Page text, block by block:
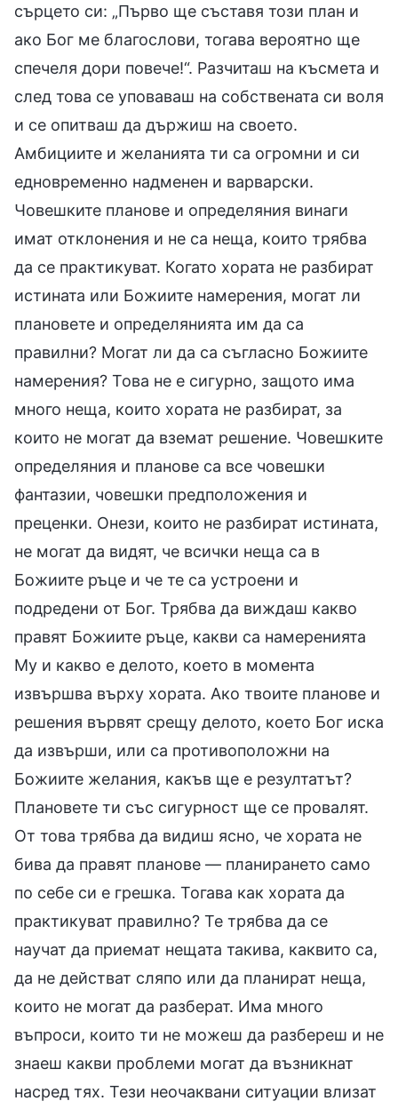
сърцето си: „Първо ще съставя този план и
ако Бог ме благослови, тогава вероятно ще
спечеля дори повече!“. Разчиташ на късмета и
след това се уповаваш на собствената си воля
и се опитваш да държиш на своето.
Амбициите и желанията ти са огромни и си
едновременно надменен и варварски.
Човешките планове и определяния винаги
имат отклонения и не са неща, които трябва
да се практикуват. Когато хората не разбират
истината или Божиите намерения, могат ли
плановете и определянията им да са
правилни? Могат ли да са съгласно Божиите
намерения? Това не е сигурно, защото има
много неща, които хората не разбират, за
които не могат да вземат решение. Човешките
определяния и планове са все човешки
фантазии, човешки предположения и
преценки. Онези, които не разбират истината,
не могат да видят, че всички неща са в
Божиите ръце и че те са устроени и
подредени от Бог. Трябва да виждаш какво
правят Божиите ръце, какви са намеренията
Му и какво е делото, което в момента
извършва върху хората. Ако твоите планове и
решения вървят срещу делото, което Бог иска
да извърши, или са противоположни на
Божиите желания, какъв ще е резултатът?
Плановете ти със сигурност ще се провалят.
От това трябва да видиш ясно, че хората не
бива да правят планове — планирането само
по себе си е грешка. Тогава как хората да
практикуват правилно? Те трябва да се
научат да приемат нещата такива, каквито са,
да не действат сляпо или да планират неща,
които не могат да разберат. Има много
въпроси, които ти не можеш да разбереш и не
знаеш какви проблеми могат да възникнат
насред тях. Тези неочаквани ситуации влизат